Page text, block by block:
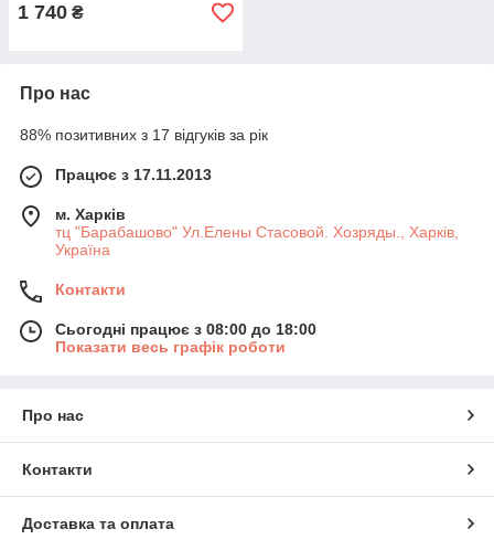
1 740 ₴
Про нас
88% позитивних з 17 відгуків за рік
Працює з 17.11.2013
м. Харків
тц "Барабашово" Ул.Елены Стасовой. Хозряды., Харків,
Україна
Контакти
Сьогодні працює з 08:00 до 18:00
Показати весь графік роботи
Про нас
Контакти
Доставка та оплата